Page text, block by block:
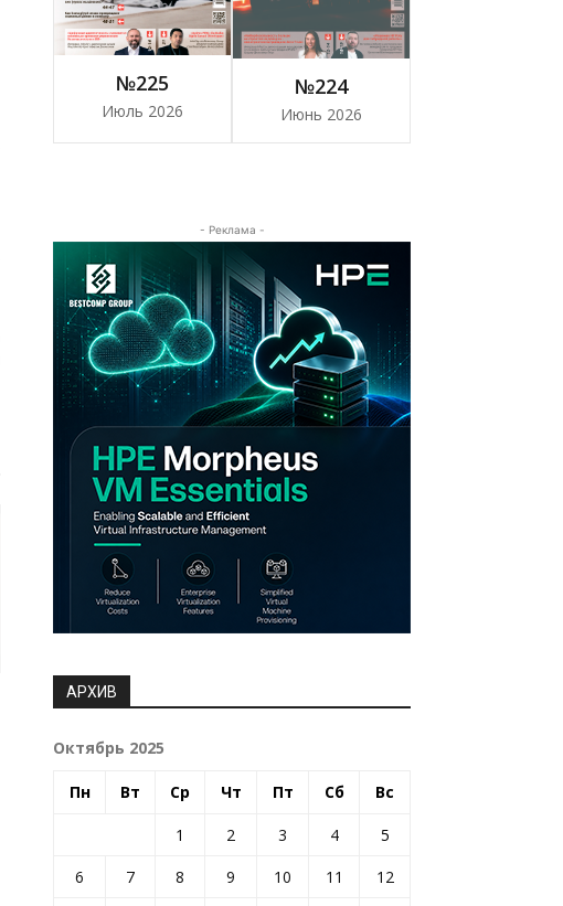
№225
Июль 2026
№224
Июнь 2026
- Реклама -
АРХИВ
Октябрь 2025
Пн Вт Ср Чт Пт Сб Вс
1 2 3 4
5
6
7 8 9 10 11 12